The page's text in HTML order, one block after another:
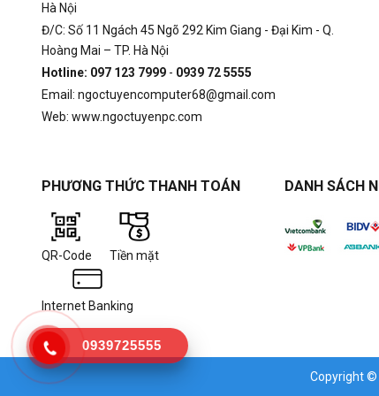
Hà Nội
Đ/C: Số 11 Ngách 45 Ngõ 292 Kim Giang - Đại Kim - Q.
Hoàng Mai – TP. Hà Nội
Hotline: 097 123 7999 - 0939 72 5555
Email: ngoctuyencomputer68@gmail.com
Web: www.ngoctuyenpc.com
PHƯƠNG THỨC THANH TOÁN
QR-Code Tiền mặt
Internet Banking
DANH SÁCH
Copyright ©
0939725555